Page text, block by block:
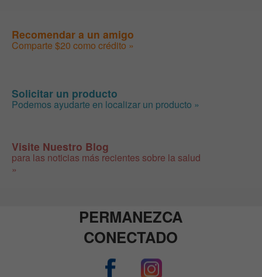
Recomendar a un amigo
Comparte $20 como crédito »
Solicitar un producto
Podemos ayudarte en localizar un producto »
Visite Nuestro Blog
para las noticias más recientes sobre la salud
»
PERMANEZCA
CONECTADO